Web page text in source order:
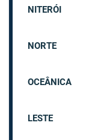
NITERÓI
NORTE
OCEÂNICA
LESTE